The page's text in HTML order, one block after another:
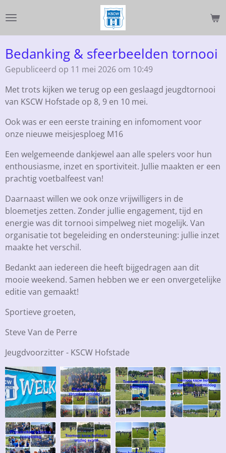
direct
naar
hoofdinhoud
Bedanking & sfeerbeelden tornooi
Gepubliceerd op 11 mei 2026 om 10:49
Met trots kijken we terug op een geslaagd jeugdtornooi
van KSCW Hofstade op 8, 9 en 10 mei.
Ook was er een eerste training en infomoment voor
onze nieuwe meisjesploeg M16
Een welgemeende dankjewel aan alle spelers voor hun
enthousiasme, inzet en sportiviteit. Jullie maakten er een
prachtig voetbalfeest van!
Daarnaast willen we ook onze vrijwilligers in de
bloemetjes zetten. Zonder jullie engagement, tijd en
energie was dit tornooi simpelweg niet mogelijk. Van
organisatie tot begeleiding en ondersteuning: jullie inzet
maakte het verschil.
Bedankt aan iedereen die heeft bijgedragen aan dit
mooie weekend. Samen hebben we er een onvergetelijke
editie van gemaakt!
Sportieve groeten,
Steve Van de Perre
Jeugdvoorzitter - KSCW Hofstade